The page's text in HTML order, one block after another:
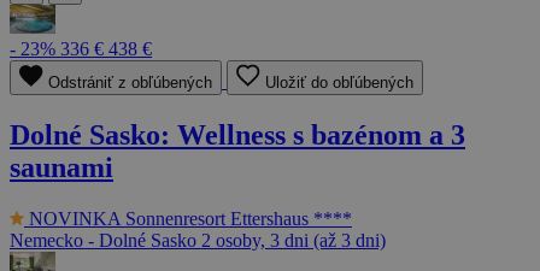
- 23% 336 € 438 €
Odstrániť z obľúbených Uložiť do obľúbených
Dolné Sasko: Wellness s bazénom a 3
saunami
NOVINKA Sonnenresort Ettershaus ****
Nemecko - Dolné Sasko 2 osoby, 3 dni (až 3 dni)